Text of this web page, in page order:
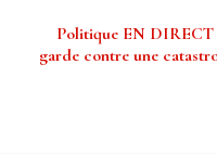
Politique EN DIRECT
garde contre une